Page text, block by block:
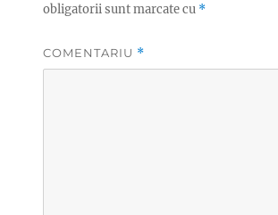
obligatorii sunt marcate cu *
COMENTARIU *